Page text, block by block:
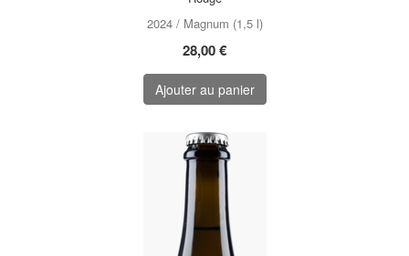
2024 / Magnum (1,5 l)
28,00 €
Ajouter au panier